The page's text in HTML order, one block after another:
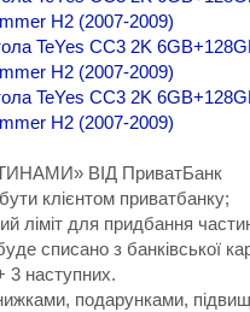
ВІД ПриватБанк
клієнтом приватбанку;
ліміт для придбання
списано з банківської
3 наступних.
подарунками,